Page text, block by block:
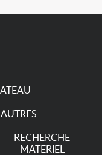
AUTRES
RECHERCHE
MATERIEL